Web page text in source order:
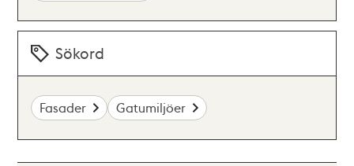
Sökord
Fasader Gatumiljöer